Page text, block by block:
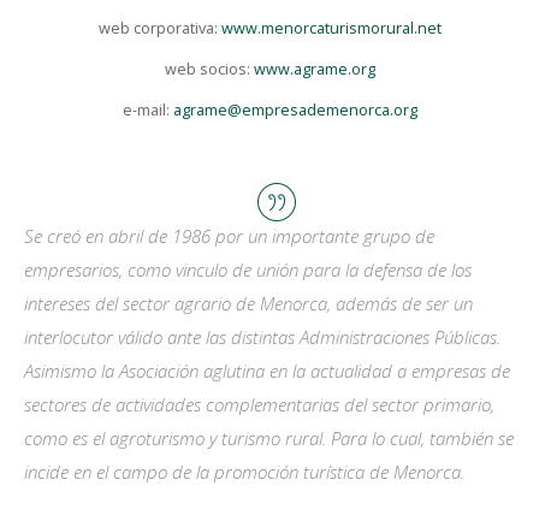
web corporativa: www.menorcaturismorural.net
web socios: www.agrame.org
e-mail: agrame@empresademenorca.org
Se creó en abril de 1986 por un importante grupo de
empresarios, como vinculo de unión para la defensa de los
intereses del sector agrario de Menorca, además de ser un
interlocutor válido ante las distintas Administraciones Públicas.
Asimismo la Asociación aglutina en la actualidad a empresas de
sectores de actividades complementarias del sector primario,
como es el agroturismo y turismo rural. Para lo cual, también se
incide en el campo de la promoción turística de Menorca.